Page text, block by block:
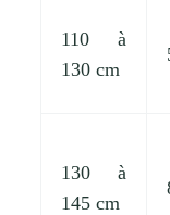
110 à
130 cm
130 à
145 cm